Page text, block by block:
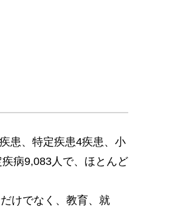
患、特定疾患4疾患、小
病9,083人で、ほとんど
けでなく、教育、就